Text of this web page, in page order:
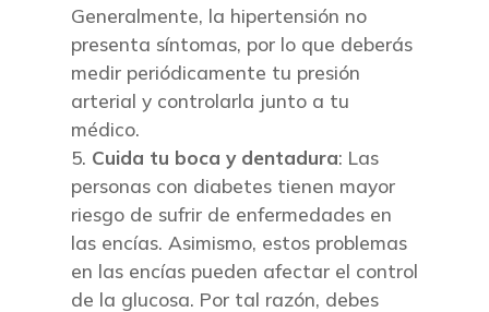
Generalmente, la hipertensión no
presenta síntomas, por lo que deberás
medir periódicamente tu presión
arterial y controlarla junto a tu
médico.
Cuida tu boca y dentadura: Las
personas con diabetes tienen mayor
riesgo de sufrir de enfermedades en
las encías. Asimismo, estos problemas
en las encías pueden afectar el control
de la glucosa. Por tal razón, debes